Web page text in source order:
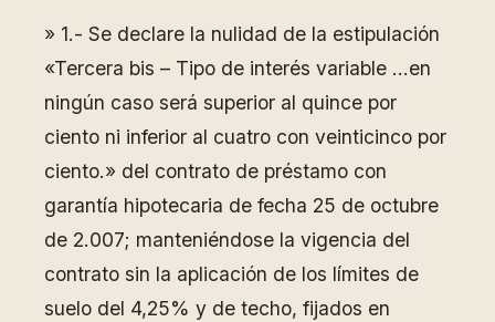
» 1.- Se declare la nulidad de la estipulación
«Tercera bis – Tipo de interés variable …en
ningún caso será superior al quince por
ciento ni inferior al cuatro con veinticinco por
ciento.» del contrato de préstamo con
garantía hipotecaria de fecha 25 de octubre
de 2.007; manteniéndose la vigencia del
contrato sin la aplicación de los límites de
suelo del 4,25% y de techo, fijados en